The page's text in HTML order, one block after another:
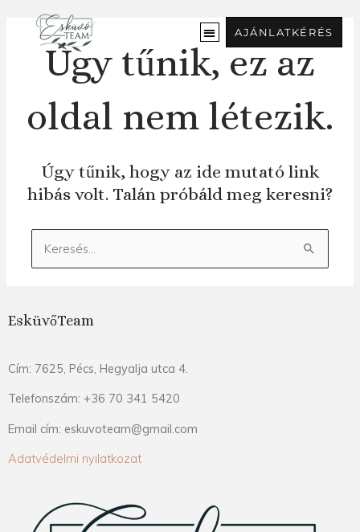
tartalomra
AJÁNLATKÉRÉS
Úgy tűnik, ez az
oldal nem létezik.
Úgy tűnik, hogy az ide mutató link
hibás volt. Talán próbáld meg keresni?
Keresés:
EsküvőTeam
Cím: 7625, Pécs, Hegyalja utca 4.
Telefonszám: +36 70 341 5420
Email cím: eskuvoteam@gmail.com
Adatvédelmi nyilatkozat